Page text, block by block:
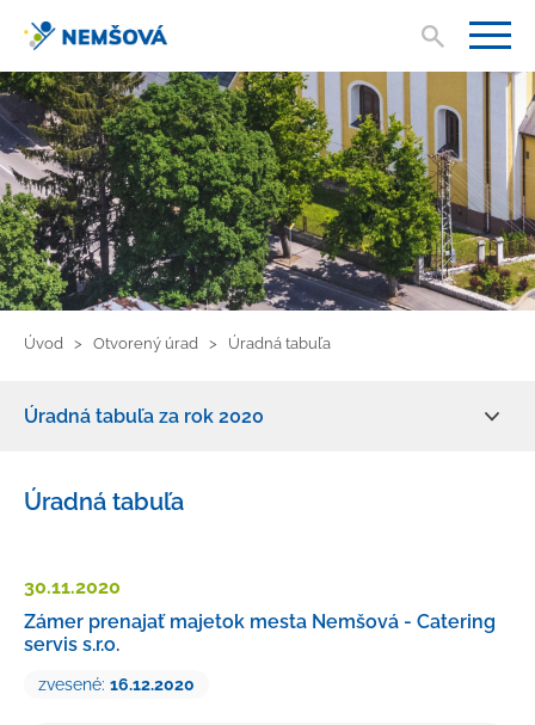
Úvod Otvorený úrad Úradná tabuľa
Úradná tabuľa za rok 2020
Žiadosť o informácie
Rozpočet
Verejné obstarávanie
Majetok mesta
Úradná tabuľa
30.11.2020
Zámer prenajať majetok mesta Nemšová - Catering
servis s.r.o.
zvesené: 16.12.2020